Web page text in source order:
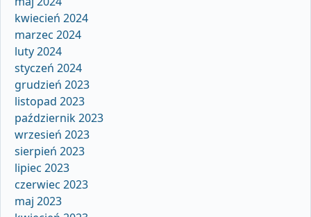
kwiecień 2024
marzec 2024
luty 2024
styczeń 2024
grudzień 2023
listopad 2023
październik 2023
wrzesień 2023
sierpień 2023
lipiec 2023
czerwiec 2023
maj 2023